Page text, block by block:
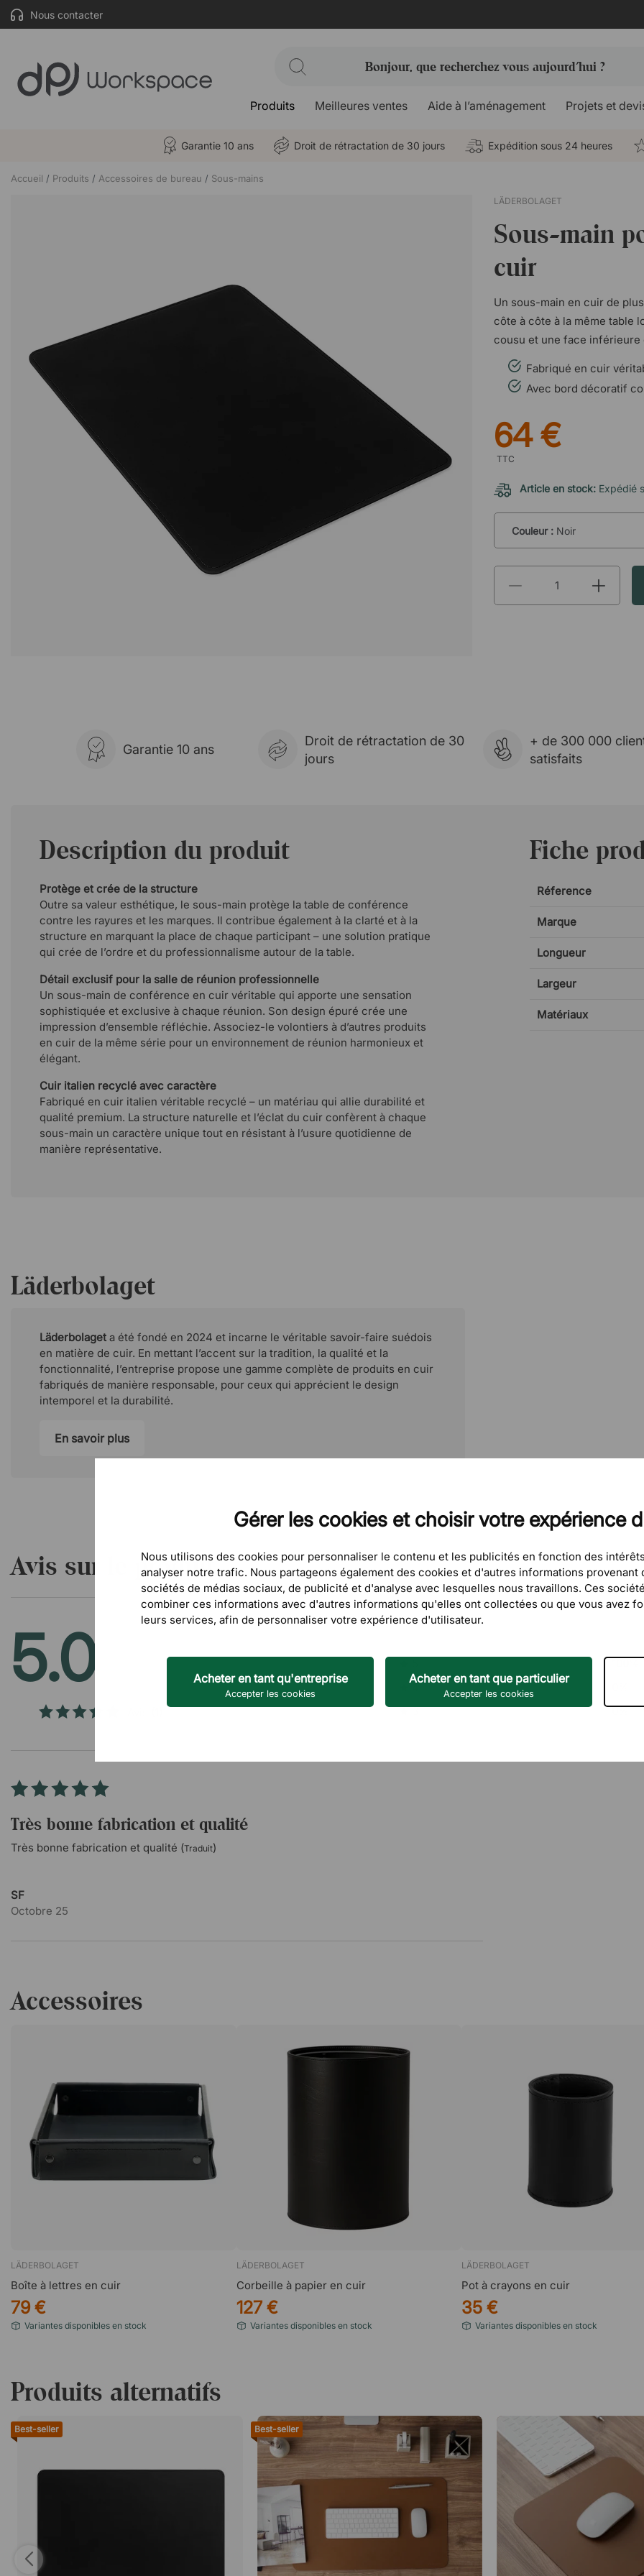
Gérer les cookies et choisir votre expérience
Nous utilisons des cookies pour personnaliser le contenu et les publicités en fonction des
analyser notre trafic. Nous partageons également des cookies et d'autres informations provenant
sociétés de médias sociaux, de publicité et d'analyse avec lesquelles nous travaillons. Ces
combiner ces informations avec d'autres informations qu'elles ont collectées ou que vous avez
leurs services, afin de personnaliser votre expérience d'utilisateur.
Acheter en tant qu'entreprise
Accepter les cookies
Acheter en tant que particulier
Accepter les cookies
Nous contacter
Produits Meilleures ventes Aide à l’aménagement Projets et
Garantie 10 ans Droit de rétractation de 30 jours Expédition sous 24 heures
Accueil Produits Accessoires de bureau Sous-mains
LÄDERBOLAGET
Sous-main
cuir
Un sous-main en cuir de
côte à côte à la même table
cousu et une face inférieure
Fabriqué en cuir
Avec bord décoratif
64 €
TTC
Article en stock: Expédié
Couleur : Noir
Garantie 10 ans
Droit de rétractation de 30
jours
+ de 300 000
satisfaits
Description du produit
Protège et crée de la structure
Outre sa valeur esthétique, le sous-main protège la table de conférence
contre les rayures et les marques. Il contribue également à la clarté et à la
structure en marquant la place de chaque participant – une solution pratique
qui crée de l’ordre et du professionnalisme autour de la table.
Détail exclusif pour la salle de réunion professionnelle
Un sous-main de conférence en cuir véritable qui apporte une sensation
sophistiquée et exclusive à chaque réunion. Son design épuré crée une
impression d’ensemble réfléchie. Associez-le volontiers à d’autres produits
en cuir de la même série pour un environnement de réunion harmonieux et
élégant.
Cuir italien recyclé avec caractère
Fabriqué en cuir italien véritable recyclé – un matériau qui allie durabilité et
qualité premium. La structure naturelle et l’éclat du cuir confèrent à chaque
sous-main un caractère unique tout en résistant à l’usure quotidienne de
manière représentative.
Fiche
Réference
Marque
Longueur
Largeur
Matériaux
Läderbolaget
Läderbolaget a été fondé en 2024 et incarne le véritable savoir-faire suédois
en matière de cuir. En mettant l’accent sur la tradition, la qualité et la
fonctionnalité, l’entreprise propose une gamme complète de produits en cuir
fabriqués de manière responsable, pour ceux qui apprécient le design
intemporel et la durabilité.
En savoir plus
Avis sur le produit
5.0
4
3
0%
Très bonne fabrication et qualité
Très bonne fabrication et qualité (Traduit)
SF
Octobre 25
Accessoires
LÄDERBOLAGET
Boîte à lettres en cuir
79 €
Variantes disponibles en stock
LÄDERBOLAGET
Corbeille à papier en cuir
127 €
Variantes disponibles en stock
LÄDERBOLAGET
Pot à crayons en cuir
35 €
Variantes disponibles en stock
Produits alternatifs
Best-seller Best-seller